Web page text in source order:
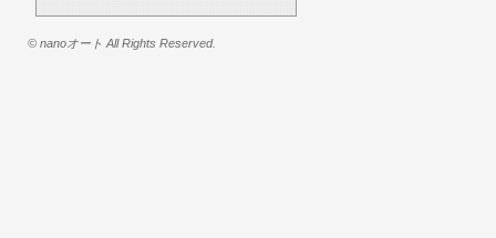
© nanoオート All Rights Reserved.